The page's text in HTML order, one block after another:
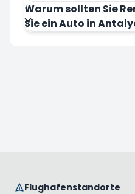
Warum sollten Sie
Sie ein Auto in
Flughafenstandorte